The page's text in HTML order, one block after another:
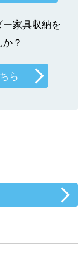
家具収納を
？
ら